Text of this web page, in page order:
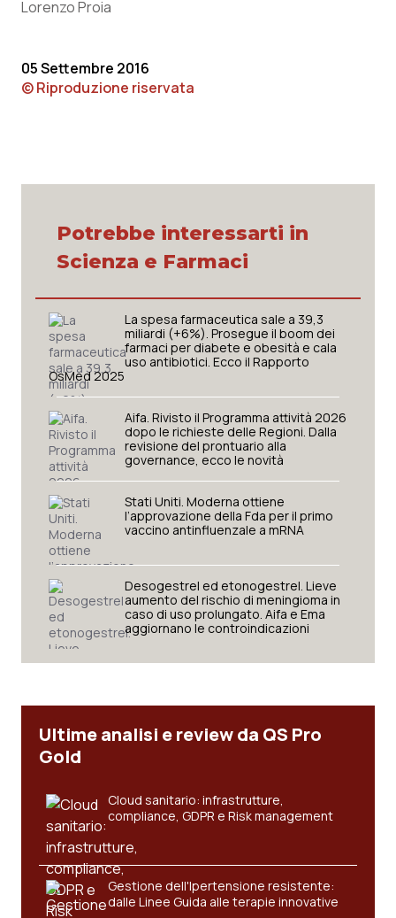
Lorenzo Proia
05 Settembre 2016
© Riproduzione riservata
Potrebbe interessarti in
Scienza e Farmaci
La spesa farmaceutica sale a 39,3
miliardi (+6%). Prosegue il boom dei
farmaci per diabete e obesità e cala
uso antibiotici. Ecco il Rapporto
OsMed 2025
Aifa. Rivisto il Programma attività 2026
dopo le richieste delle Regioni. Dalla
revisione del prontuario alla
governance, ecco le novità
Stati Uniti. Moderna ottiene
l’approvazione della Fda per il primo
vaccino antinfluenzale a mRNA
Desogestrel ed etonogestrel. Lieve
aumento del rischio di meningioma in
caso di uso prolungato. Aifa e Ema
aggiornano le controindicazioni
Ultime analisi e review da QS Pro
Gold
Cloud sanitario: infrastrutture,
compliance, GDPR e Risk management
Gestione dell'Ipertensione resistente:
dalle Linee Guida alle terapie innovative